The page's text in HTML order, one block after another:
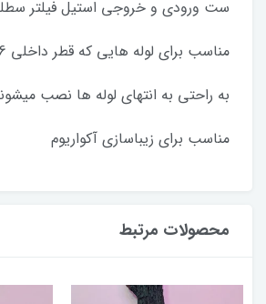
ست ورودی و خروجی استیل فیلتر
مناسب برای لوله هایی که قطر داخلی 16 داشته باشند
به راحتی به انتهای لوله ها نصب
مناسب برای زیباسازی آکواریوم
محصولات مرتبط